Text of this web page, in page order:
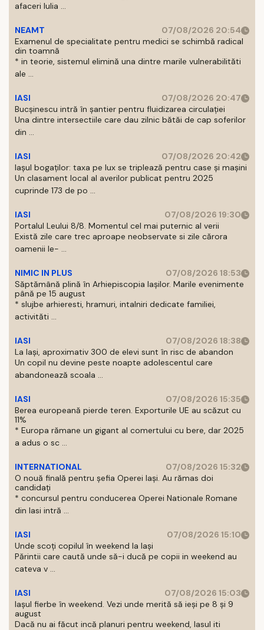
afaceri Iulia ...
NEAMT
07/08/2026 20:54
Examenul de specialitate pentru medici se schimbă radical
din toamnă
* in teorie, sistemul elimină una dintre marile vulnerabilităti
ale ...
IASI
07/08/2026 20:47
Bucșinescu intră în șantier pentru fluidizarea circulației
Una dintre intersectiile care dau zilnic bătăi de cap soferilor
din ...
IASI
07/08/2026 20:42
Iașul bogaților: taxa pe lux se triplează pentru case și mașini
Un clasament local al averilor publicat pentru 2025
cuprinde 173 de po ...
IASI
07/08/2026 19:30
Portalul Leului 8/8. Momentul cel mai puternic al verii
Există zile care trec aproape neobservate si zile cărora
oamenii le- ...
NIMIC IN PLUS
07/08/2026 18:53
Săptămână plină în Arhiepiscopia Iașilor. Marile evenimente
până pe 15 august
* slujbe arhieresti, hramuri, intalniri dedicate familiei,
activităti ...
IASI
07/08/2026 18:38
La Iași, aproximativ 300 de elevi sunt în risc de abandon
Un copil nu devine peste noapte adolescentul care
abandonează scoala ...
IASI
07/08/2026 15:35
Berea europeană pierde teren. Exporturile UE au scăzut cu
11%
* Europa rămane un gigant al comertului cu bere, dar 2025
a adus o sc ...
INTERNATIONAL
07/08/2026 15:32
O nouă finală pentru șefia Operei Iași. Au rămas doi
candidați
* concursul pentru conducerea Operei Nationale Romane
din Iasi intră ...
IASI
07/08/2026 15:10
Unde scoți copilul în weekend la Iași
Părintii care caută unde să-i ducă pe copii in weekend au
cateva v ...
IASI
07/08/2026 15:03
Iașul fierbe în weekend. Vezi unde merită să ieși pe 8 și 9
august
Dacă nu ai făcut incă planuri pentru weekend, Iasul iti